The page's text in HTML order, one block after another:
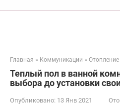
Главная » Коммуникации » Отопление
Теплый пол в ванной
выбора до установки
Опубликовано: 13 Янв 2021